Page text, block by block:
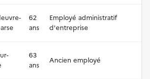
62
ans
Employé administratif
d'entreprise
63
ans
Ancien employé